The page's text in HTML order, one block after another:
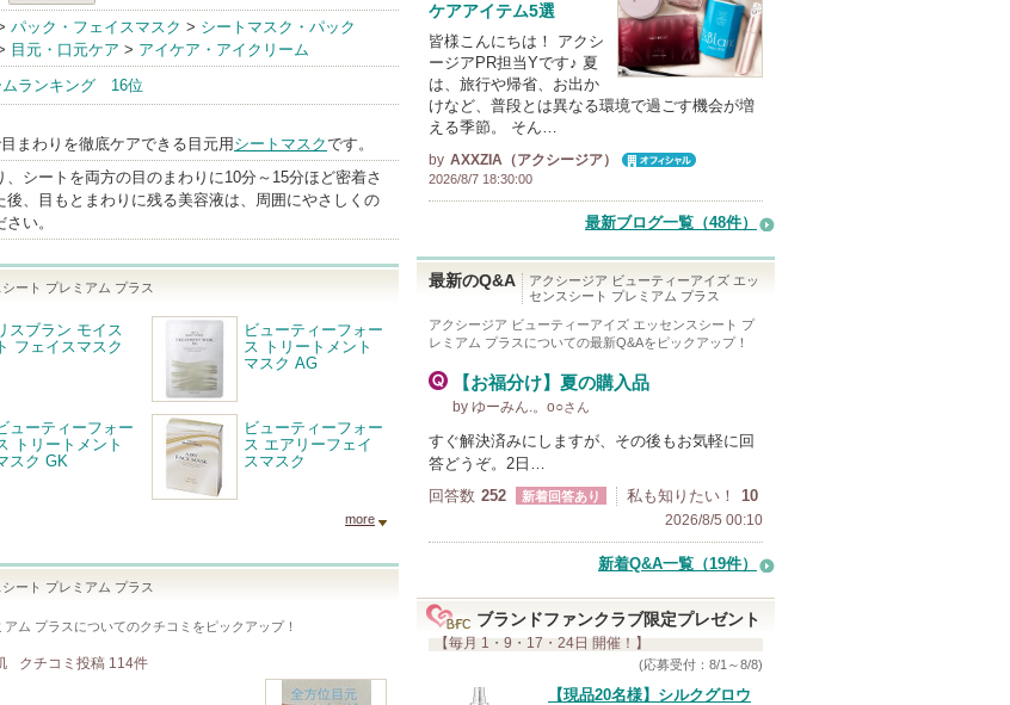
AXXZIA（ア
クシージア）
BrandInfo
パック・フェイスマスク > シートマスク・パック
目元・口元ケア > アイケア・アイクリーム
ムランキング 16位
まわりを徹底ケアできる目元用 シートマスクです。
、シートを両方の目のまわりに10分～15分ほど密着さ
後、目もとまわりに残る美容液は、周囲にやさしくの
い。
ート プレミアム プラス
スブラン モイス
ト フェイスマスク
ビューティーフォー
ス トリートメント
マスク AG
ューティーフォー
トリートメント
スク GK
ビューティーフォー
ス エアリーフェイ
スマスク
more
ート プレミアム プラス
ム プラス についてのクチコミをピックアップ！
クチコミ投稿 114件
ケアアイテム5選
皆様こんにちは！ アクシ
ージアPR担当Yです♪ 夏
は、旅行や帰省、お出か
けなど、普段とは異なる環境で過ごす機会が増
える季節。 そん…
by AXXZIA（アクシージア）
2026/8/7 18:30:00
最新ブログ一覧（48件）
最新のQ&A
アクシージア ビューティーアイズ エッ
センスシート プレミアム プラス
アクシージア ビューティーアイズ エッセンスシート プ
レミアム プラス についての最新Q&Aをピックアップ！
【お福分け】夏の購入品
by ゆーみん.。o○さん
すぐ解決済みにしますが、その後もお気軽に回
答どうぞ。2日…
回答数 252 新着回答あり 私も知りたい！ 10
2026/8/5 00:10
新着Q&A一覧（19件）
ブランドファンクラブ限定プレゼント
【毎月 1・9・17・24日 開催！】
(応募受付：8/1～8/8)
【現品20名様】シルクグロウ